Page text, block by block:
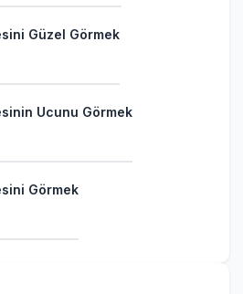
Güzel Görmek
Ucunu Görmek
Görmek